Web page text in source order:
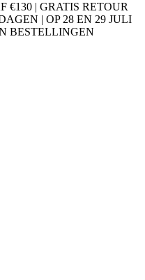
€130 | GRATIS RETOUR
| OP 28 EN 29 JULI
BESTELLINGEN